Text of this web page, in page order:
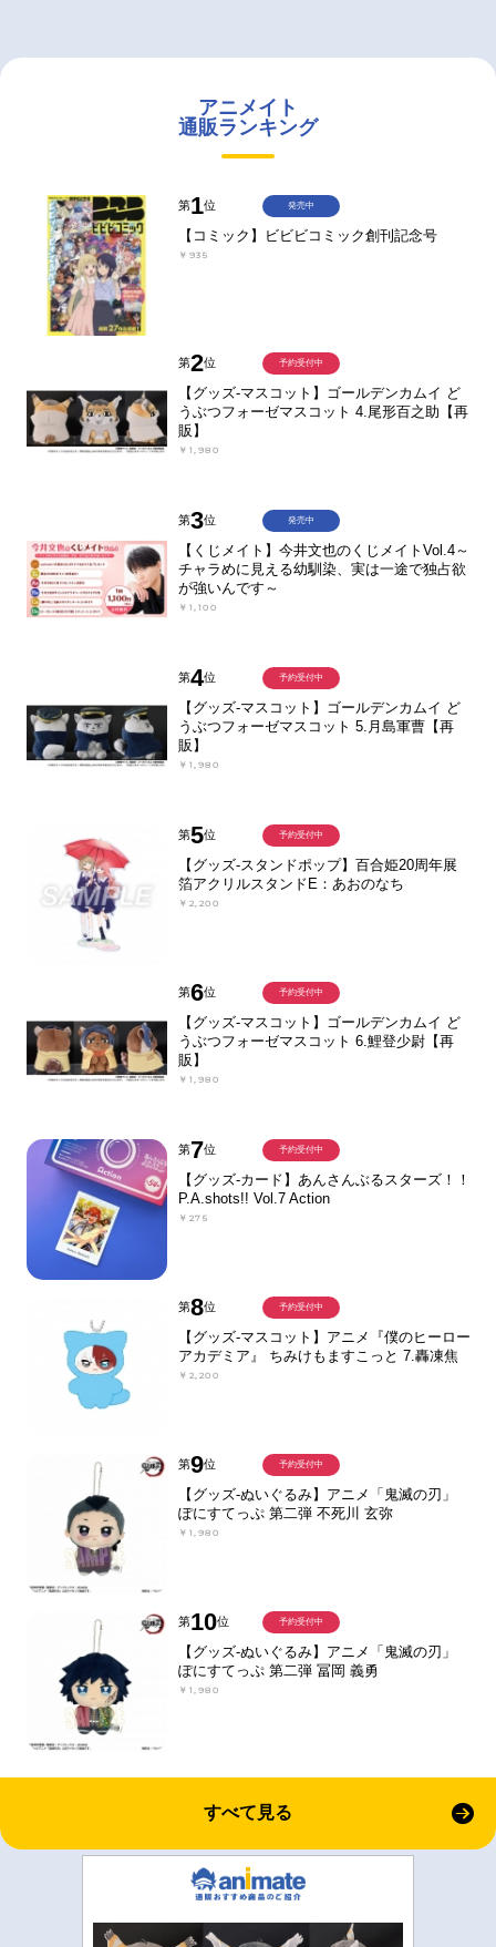
アニメイト
通販ランキング
第1位
【コミック】ビビビコミック創刊記念号
￥935
発売中
第2位
【グッズ-マスコット】ゴールデンカムイ ど
うぶつフォーゼマスコット 4.尾形百之助【再
販】
￥1,980
予約受付中
第3位
【くじメイト】今井文也のくじメイトVol.4～
チャラめに見える幼馴染、実は一途で独占欲
が強いんです～
￥1,100
発売中
第4位
【グッズ-マスコット】ゴールデンカムイ ど
うぶつフォーゼマスコット 5.月島軍曹【再
販】
￥1,980
予約受付中
第5位
【グッズ-スタンドポップ】百合姫20周年展
箔アクリルスタンドE：あおのなち
￥2,200
予約受付中
第6位
【グッズ-マスコット】ゴールデンカムイ ど
うぶつフォーゼマスコット 6.鯉登少尉【再
販】
￥1,980
予約受付中
第7位
【グッズ-カード】あんさんぶるスターズ！！
P.A.shots!! Vol.7 Action
￥275
予約受付中
第8位
【グッズ-マスコット】アニメ『僕のヒーロー
アカデミア』 ちみけもますこっと 7.轟凍焦
￥2,200
予約受付中
第9位
【グッズ-ぬいぐるみ】アニメ「鬼滅の刃」
ぽにすてっぷ 第二弾 不死川 玄弥
￥1,980
予約受付中
第10位
【グッズ-ぬいぐるみ】アニメ「鬼滅の刃」
ぽにすてっぷ 第二弾 冨岡 義勇
￥1,980
予約受付中
すべて見る